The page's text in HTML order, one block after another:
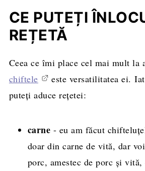
CE PUTEȚI
REȚETĂ
Ceea ce îmi place cel mai mult la
chiftele
este versatilitatea ei.
puteți aduce rețetei:
carne - eu am făcut
doar din carne de vită, dar
porc, amestec de porc și vită,